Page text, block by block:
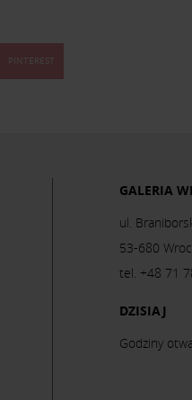
PINTEREST
GALERIA
ul.
53-680
tel. +48 71
DZISIAJ
Godziny